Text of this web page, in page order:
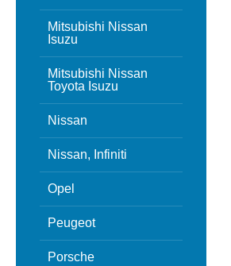
Mitsubishi Nissan
Isuzu
Mitsubishi Nissan
Toyota Isuzu
Nissan
Nissan, Infiniti
Opel
Peugeot
Porsche